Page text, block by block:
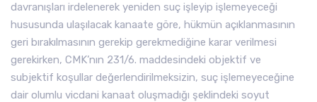
davranışları irdelenerek yeniden suç işleyip işlemeyeceği
hususunda ulaşılacak kanaate göre, hükmün açıklanmasının
geri bırakılmasının gerekip gerekmediğine karar verilmesi
gerekirken, CMK’nın 231/6. maddesindeki objektif ve
subjektif koşullar değerlendirilmeksizin, suç işlemeyeceğine
dair olumlu vicdani kanaat oluşmadığı şeklindeki soyut